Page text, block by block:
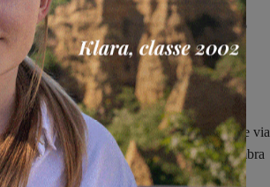
la Confcommercio. È questo
le perplessitàdella delegazione
Soldani.“Riconosciamo che la nuova
attenzione ad uno dei temi che la nostra
come vitali per il centro storico, e di questo
le auto provenienti da via 4 Novembre e via
Europa per accedere al centro ci sembra